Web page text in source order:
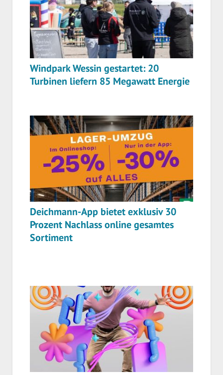
Windpark Wessin gestartet: 20
Turbinen liefern 85 Megawatt Energie
Deichmann-App bietet exklusiv 30
Prozent Nachlass online gesamtes
Sortiment